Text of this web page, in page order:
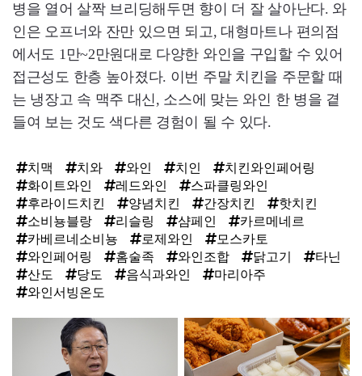
병을 열어 살짝 브리딩해두면 향이 더 잘 살아난다. 와
인은 오프너와 잔만 있으면 되고, 대형마트나 편의점
에서도 1만~2만원대로 다양한 와인을 구입할 수 있어
접근성도 한층 높아졌다. 이번 주말 치킨을 주문할 때
는 냉장고 속 맥주 대신, 소스에 맞는 와인 한 병을 곁
들여 보는 것도 색다른 경험이 될 수 있다.
치맥 치와 와인 치인
치킨와인페어링
화이트와인
레드와인
스파클링와인
후라이드치킨
양념치킨 간장치킨
핫치킨
소비뇽블랑
리슬링 샴페인
카르메네르
카베르네소비뇽
로제와인
모스카토
와인페어링
홈술족 와인조합 닭고기
타닌
산도
당도 음식과와인
마리아주
와인서빙온도